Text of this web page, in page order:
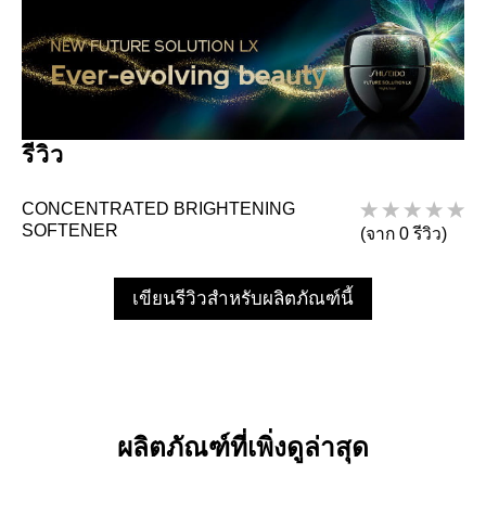
รีวิว
CONCENTRATED BRIGHTENING
SOFTENER
(จาก 0 รีวิว)
เขียนรีวิวสำหรับผลิตภัณฑ์นี้
ผลิตภัณฑ์ที่เพิ่งดูล่าสุด